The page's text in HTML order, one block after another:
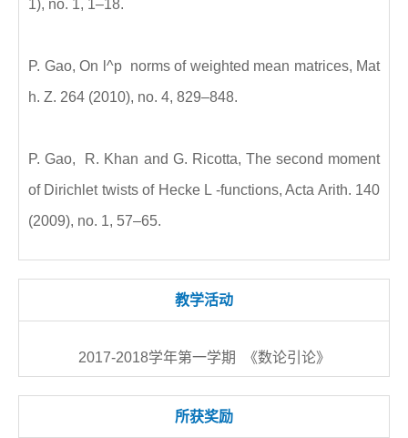
1), no. 1, 1–18.
P. Gao, On l^p norms of weighted mean matrices, Mat
h. Z. 264 (2010), no. 4, 829–848.
P. Gao, R. Khan and G. Ricotta, The second moment
of Dirichlet twists of Hecke L -functions, Acta Arith. 140
(2009), no. 1, 57–65.
教学活动
2017-2018学年第一学期 《数论引论》
所获奖励